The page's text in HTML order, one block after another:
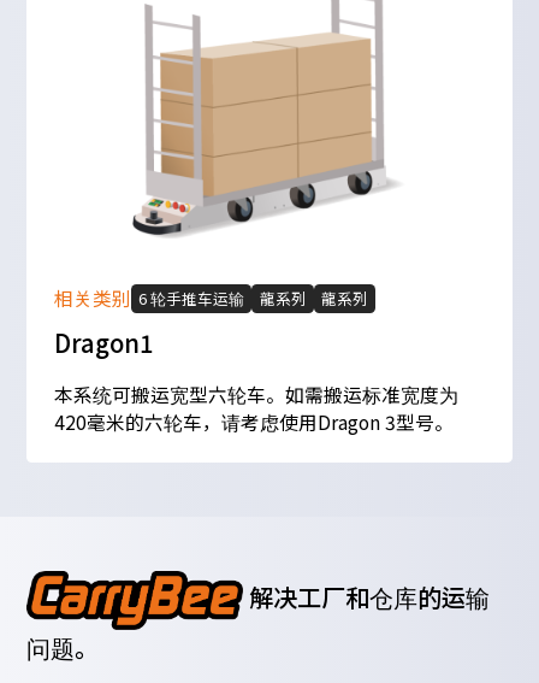
相关类别 6 轮手推车运输 龍系列 龍系列
Dragon1
本系统可搬运宽型六轮车。如需搬运标准宽度为
420毫米的六轮车，请考虑使用Dragon 3型号。
解决工厂和仓库的运输
问题。